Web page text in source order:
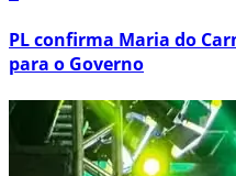
PL confirma Maria do
para o Governo